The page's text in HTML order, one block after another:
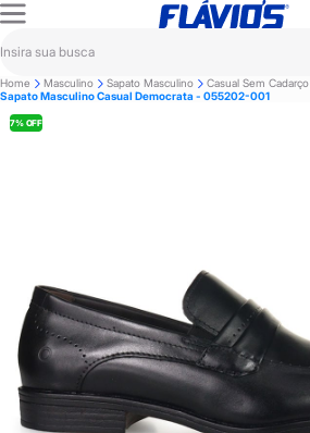
Home Masculino Sapato Masculino
Casual Sem Cadarço
Sapato Masculino Casual Democrata - 055202-001
7% OFF